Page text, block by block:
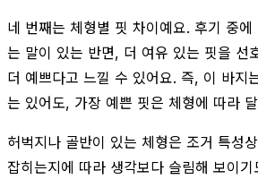
네 번째는 체형별 핏 차이예요. 후기 중에
는 말이 있는 반면, 더 여유 있는 핏을 선
더 예쁘다고 느낄 수 있어요. 즉, 이 바지
는 있어도, 가장 예쁜 핏은 체형에 따라
허벅지나 골반이 있는 체형은 조거 특성
잡히는지에 따라 생각보다 슬림해 보이